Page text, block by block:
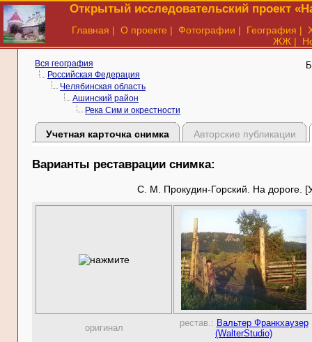
Открытый исследовательский проект
Главная | О проекте | Фотографии | География |
ЖЖ |
Вся география
Российская Федерация
Челябинская область
Ашинский район
Река Сим и окрестности
Учетная карточка снимка Авторские публикации
Варианты реставрации снимка:
С. М. Прокудин-Горский. На дороге.
оригинал рестав.: Вальтер Франкхаузер
(WalterStudio)